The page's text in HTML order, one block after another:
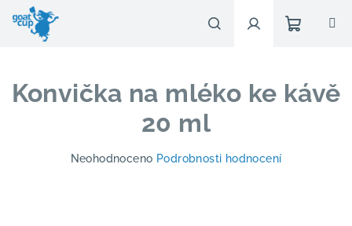
košík
Konvička na mléko ke kávě
20 ml
Průměrné
Neohodnoceno Podrobnosti hodnocení